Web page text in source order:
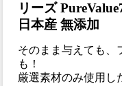
リーズ
日本産 無添加
そのまま与えても、
も！
厳選素材のみ使用し